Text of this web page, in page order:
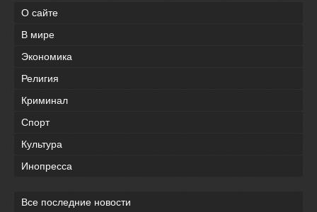
О сайте
В мире
Экономика
Религия
Криминал
Спорт
Культура
Инопресса
Все последние новости